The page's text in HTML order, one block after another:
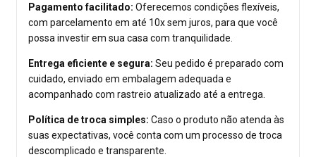
Pagamento facilitado: Oferecemos condições flexíveis,
com parcelamento em até 10x sem juros, para que você
possa investir em sua casa com tranquilidade.
Entrega eficiente e segura: Seu pedido é preparado com
cuidado, enviado em embalagem adequada e
acompanhado com rastreio atualizado até a entrega.
Política de troca simples: Caso o produto não atenda às
suas expectativas, você conta com um processo de troca
descomplicado e transparente.